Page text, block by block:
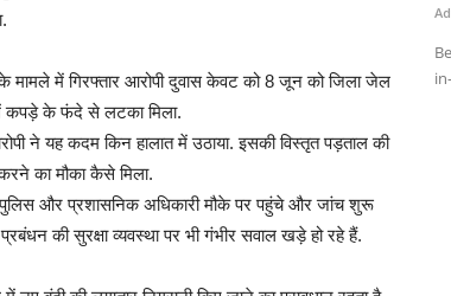
के मामले में गिरफ्तार आरोपी दुवास केवट को 8 जून को जिला जेल
कपड़े के फंदे से लटका मिला.
ने यह कदम किन हालात में उठाया. इसकी विस्तृत पड़ताल की
का मौका कैसे मिला.
और प्रशासनिक अधिकारी मौके पर पहुंचे और जांच शुरू
की सुरक्षा व्यवस्था पर भी गंभीर सवाल खड़े हो रहे हैं.
पैसे...